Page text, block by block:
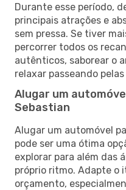
Durante esse período,
principais atrações e
sem pressa. Se tiver
percorrer todos os
autênticos, saborear o
relaxar passeando
Alugar um
Sebastian
Alugar um automóvel
pode ser uma ótima
explorar para além das
próprio ritmo. Adapte o
orçamento,